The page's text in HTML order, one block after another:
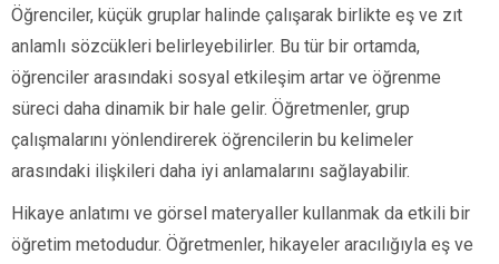
Öğrenciler, küçük gruplar halinde çalışarak birlikte eş ve zıt
anlamlı sözcükleri belirleyebilirler. Bu tür bir ortamda,
öğrenciler arasındaki sosyal etkileşim artar ve öğrenme
süreci daha dinamik bir hale gelir. Öğretmenler, grup
çalışmalarını yönlendirerek öğrencilerin bu kelimeler
arasındaki ilişkileri daha iyi anlamalarını sağlayabilir.
Hikaye anlatımı ve görsel materyaller kullanmak da etkili bir
öğretim metodudur. Öğretmenler, hikayeler aracılığıyla eş ve